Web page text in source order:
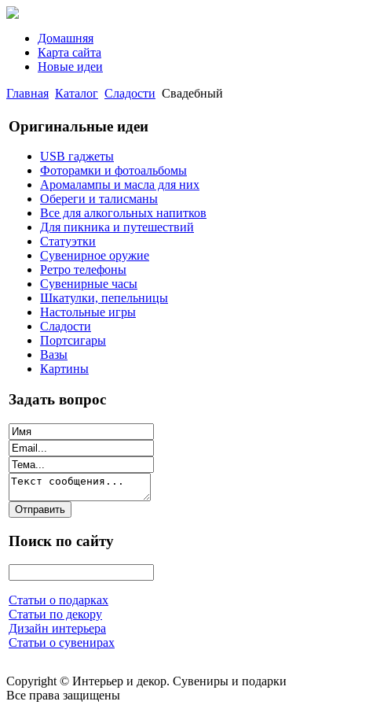
Домашняя
Карта сайта
Новые идеи
Главная Каталог Сладости Свадебный
Оригинальные идеи
USB гаджеты
Фоторамки и фотоальбомы
Аромалампы и масла для них
Обереги и талисманы
Все для алкогольных напитков
Для пикника и путешествий
Статуэтки
Сувенирное оружие
Ретро телефоны
Сувенирные часы
Шкатулки, пепельницы
Настольные игры
Сладости
Портсигары
Вазы
Картины
Задать вопрос
Поиск по сайту
Статьи о подарках
Статьи по декору
Дизайн интерьера
Статьи о сувенирах
Copyright © Интерьер и декор. Сувениры и подарки
Все права защищены